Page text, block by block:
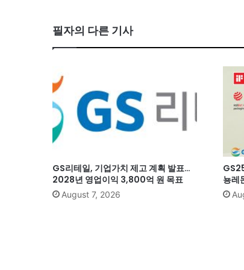
필자의 다른 기사
GS리테일, 기업가치 제고 계획 발표…
2028년 영업이익 3,800억 원 목표
August 7, 2026
뇽레